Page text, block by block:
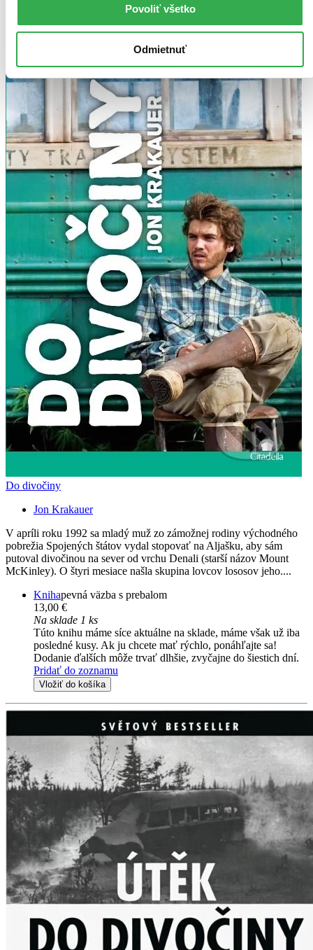
Povoliť všetko
Odmietnuť
Do divočiny
Jon Krakauer
V apríli roku 1992 sa mladý muž zo zámožnej rodiny východného
pobrežia Spojených štátov vydal stopovať na Aljašku, aby sám
putoval divočinou na sever od vrchu Denali (starší názov Mount
McKinley). O štyri mesiace našla skupina lovcov lososov jeho....
Knihapevná väzba s prebalom
13,00 €
Na sklade 1 ks
Túto knihu máme síce aktuálne na sklade, máme však už iba
posledné kusy. Ak ju chcete mať rýchlo, ponáhľajte sa!
Dodanie ďalších môže trvať dlhšie, zvyčajne do šiestich dní.
Pridať do zoznamu
Vložiť do košíka